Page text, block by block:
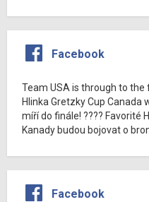
Facebook
Team USA is through to the
Hlinka Gretzky Cup
míří do finále! ???? Favorité
Kanady budou bojovat o
Facebook